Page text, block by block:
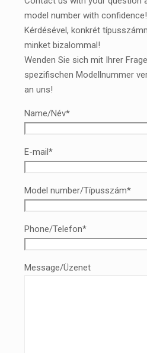
model number with confidence!
Kérdésével, konkrét
minket bizalommal!
Wenden Sie sich mit Ihrer
spezifischen Modellnummer
an uns!
Name/Név*
E-mail*
Model number/Típusszám*
Phone/Telefon*
Message/Üzenet